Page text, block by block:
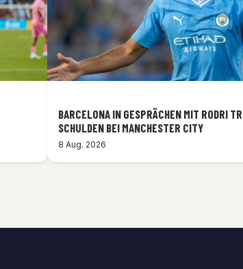
BARCELONA IN GESPRÄCHEN MIT RODRI
SCHULDEN BEI MANCHESTER CITY
8 Aug. 2026